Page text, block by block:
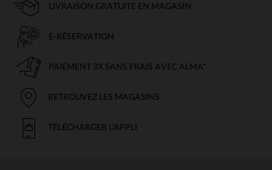
LIVRAISON GRATUITE EN MAGASIN
E-RÉSERVATION
PAIEMENT 3X SANS FRAIS AVEC ALMA*
RETROUVEZ LES MAGASINS
TÉLÉCHARGER L'APPLI